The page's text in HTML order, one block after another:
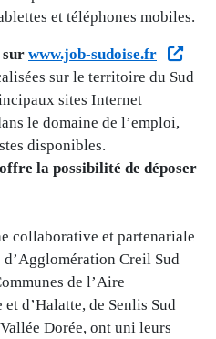
et téléphones mobiles.
sur www.job-sudoise.fr
sur le territoire du Sud
sites Internet
le domaine de l’emploi,
disponibles.
la possibilité de déposer
collaborative et partenariale
Creil Sud
de l’Aire
d’Halatte, de Senlis Sud
Dorée, ont uni leurs